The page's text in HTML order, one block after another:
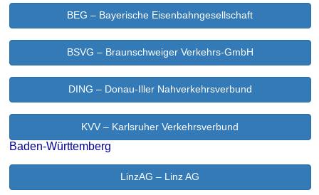
BEG – Bayerische Eisenbahngesellschaft
BSVG – Braunschweiger Verkehrs-GmbH
DING – Donau-Iller Nahverkehrsverbund
KVV – Karlsruher Verkehrsverbund
Baden-Württemberg
LinzAG – Linz AG